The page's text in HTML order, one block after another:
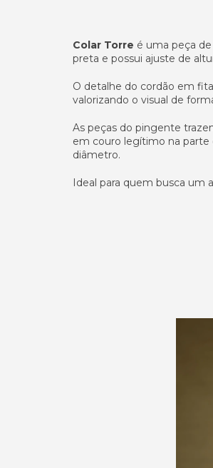
Colar Torre é uma peça
preta e possui ajuste de
O detalhe do cordão em
valorizando o visual de
As peças do pingente
em couro legítimo na parte
diâmetro.
Ideal para quem busca um